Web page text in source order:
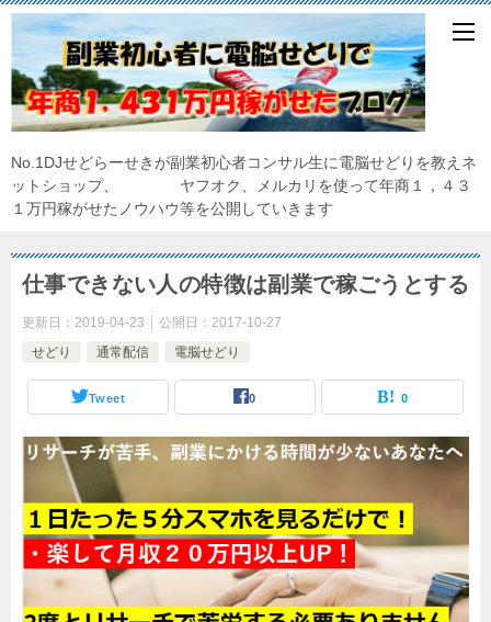
No.1DJせどらーせきが副業初心者コンサル生に電脳せどりを教えネ
ットショップ、 ヤフオク、メルカリを使って年商１，４３
１万円稼がせたノウハウ等を公開していきます
仕事できない人の特徴は副業で稼ごうとする
更新日： 2019-04-23 公開日： 2017-10-27
せどり
通常配信 電脳せどり
Tweet 0 0